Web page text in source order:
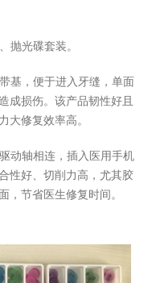
抛光碟套装。
基，便于进入牙缝，单面
成损伤。该产品韧性好且
大修复效率高。
动轴相连，插入医用手机
性好、切削力高，尤其胶
，节省医生修复时间。